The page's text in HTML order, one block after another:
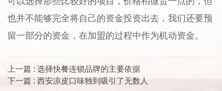
也并不能够完全将自己的资金投资出去，我们还要预
留一部分的资金，在加盟的过程中作为机动资金。
上一篇 : 选择快餐连锁品牌的主要依据
下一篇 : 西安凉皮口味独到吸引了无数人